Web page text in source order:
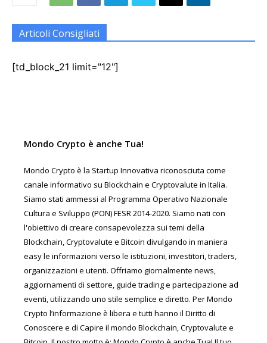
Articoli Consigliati
[td_block_21 limit="12"]
Mondo Crypto è anche Tua!
Mondo Crypto è la Startup Innovativa riconosciuta come
canale informativo su Blockchain e Cryptovalute in Italia.
Siamo stati ammessi al Programma Operativo Nazionale
Cultura e Sviluppo (PON) FESR 2014-2020. Siamo nati con
l'obiettivo di creare consapevolezza sui temi della
Blockchain, Cryptovalute e Bitcoin divulgando in maniera
easy le informazioni verso le istituzioni, investitori, traders,
organizzazioni e utenti. Offriamo giornalmente news,
aggiornamenti di settore, guide trading e partecipazione ad
eventi, utilizzando uno stile semplice e diretto. Per Mondo
Crypto l’informazione è libera e tutti hanno il Diritto di
Conoscere e di Capire il mondo Blockchain, Cryptovalute e